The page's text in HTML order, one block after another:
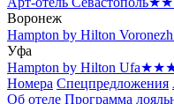
Воронеж
Hampton by Hilton Voronezh
Уфа
Hampton by Hilton Ufa
Номера Спецпредложения
Об отеле Программа